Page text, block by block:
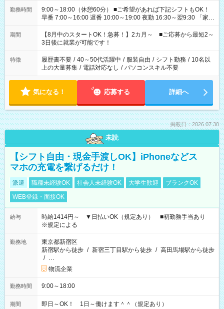
勤務時間
9:00～18:00（休憩60分） ■ご希望があれば下記シフトもOK！
早番 7:00～16:00 遅番 10:00～19:00 夜勤 16:30～翌9:30 「家族
と休みを合わせたい」 「余裕を持って夕飯の準備がしたい」
「できれば残業はしたくない」 など、ご希望を教えてください
ね。 ※Wワーク希望の方へ 今ご覧のお仕事で希望する勤務時間
と、もう1つのお仕事の勤務時間。 合計で週40時間を超える場
合は応募できません。
期間
【8月中のスタートOK！急募！】2カ月～ ■ご応募から最短2～
3日後に就業が可能です！
特徴 履歴書不要 / 40～50代活躍中 / 服装自由 / シフト勤務 / 10名以
上の大量募集 / 電話対応なし / パソコンスキル不要
気になる！ 応募する 詳細へ
掲載日：2026.07.30
未読
【シフト自由・現金手渡しOK】iPhoneなどス
マホの充電を繋げるだけ！
派遣 職種未経験OK 社会人未経験OK 大学生歓迎
ブランクOK
WEB登録・面接OK
給与
時給1414円～ ▼日払いOK（規定あり） ■初勤務手当あり
※規定による
勤務地
東京都新宿区
新宿駅から徒歩 / 新宿三丁目駅から徒歩 / 高田馬場駅から徒歩
/ …
物流企業
勤務時間 9:00～18:00
期間 即日～OK！ 1日～働けます＾＾（規定あり）